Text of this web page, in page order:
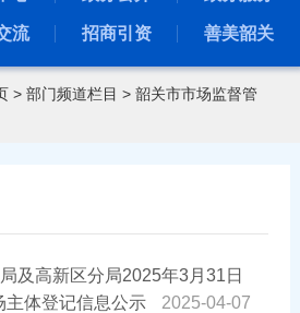
流 招商引资 善美韶关
> 部门频道栏目 > 韶关市市场监督管
及高新区分局2025年3月31日
主体登记信息公示
2025-04-07